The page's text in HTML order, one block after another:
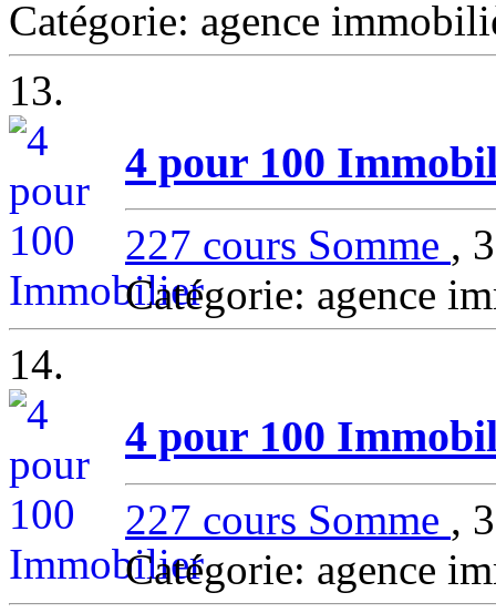
Catégorie: agence
13.
4 pour 100
227 cours Somme ,
Catégorie: agence
14.
4 pour 100
227 cours Somme ,
Catégorie: agence